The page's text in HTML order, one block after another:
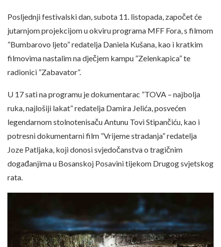
Posljednji festivalski dan, subota 11. listopada, započet će
jutarnjom projekcijom u okviru programa MFF Fora, s filmom
”Bumbarovo ljeto” redatelja Daniela Kušana, kao i kratkim
filmovima nastalim na dječjem kampu ”Zelenkapica” te
radionici ”Zabavator”.
U 17 sati na programu je dokumentarac ”TOVA – najbolja
ruka, najlošiji lakat” redatelja Damira Jelića, posvećen
legendarnom stolnotenisaču Antunu Tovi Stipančiću, kao i
potresni dokumentarni film ”Vrijeme stradanja” redatelja
Joze Patljaka, koji donosi svjedočanstva o tragičnim
događanjima u Bosanskoj Posavini tijekom Drugog svjetskog
rata.